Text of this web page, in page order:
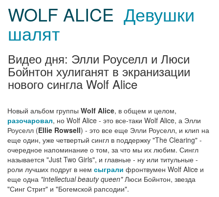
WOLF ALICE Девушки
шалят
Видео дня: Элли Роуселл и Люси
Бойнтон хулиганят в экранизации
нового сингла Wolf Alice
Новый альбом группы Wolf Alice, в общем и целом,
разочаровал, но Wolf Alice - это все-таки Wolf Alice, а Элли
Роуселл (Ellie Rowsell) - это все еще Элли Роуселл, и клип на
еще один, уже четвертый сингл в поддержку "The Clearing" -
очередное напоминание о том, за что мы их любим. Сингл
называется "Just Two Girls", и главные - ну или титульные -
роли лучших подруг в нем сыграли фронтвумен Wolf Alice и
еще одна "intellectual beauty queen"Люси Бойнтон, звезда
"Синг Стрит" и "Богемской рапсодии".